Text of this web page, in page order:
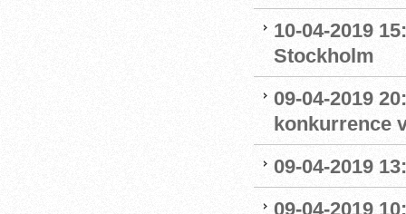
10-04-2019
Stockholm
09-04-2019
konkurrence
09-04-2019
09-04-2019